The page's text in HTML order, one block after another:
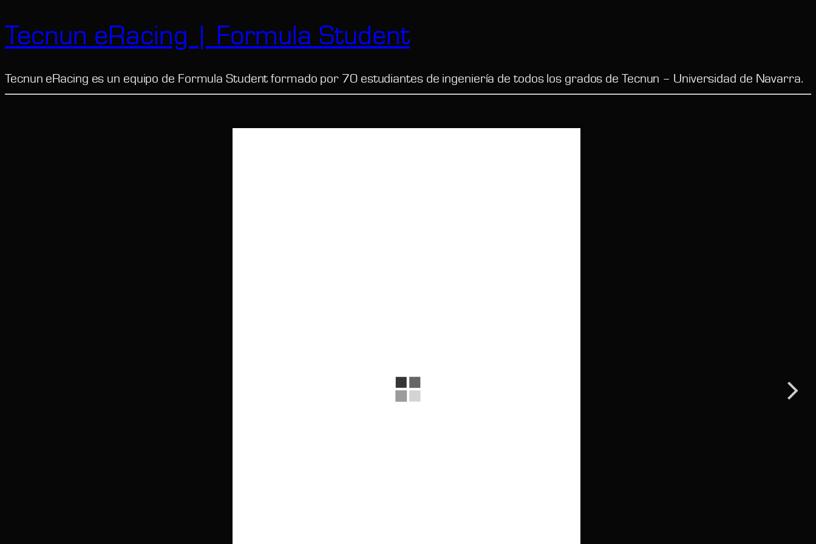
Tecnun eRacing | Formula Student
Tecnun eRacing es un equipo de Formula Student formado por 70 estudiantes de ingeniería de todos los grados de Tecnun – Universidad de Navarra.